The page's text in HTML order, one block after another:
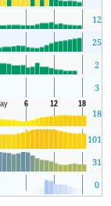
12
25
2
3
18
1015
31
0